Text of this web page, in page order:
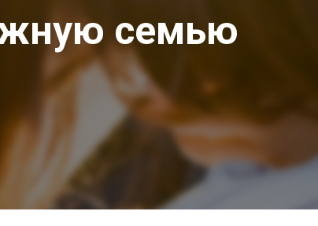
семью